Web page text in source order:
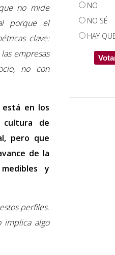
no mide
porque el
clave:
empresas
no con
en los
cultura de
pero que
de la
y
perfiles.
implica algo
NO
NO SÉ
HAY